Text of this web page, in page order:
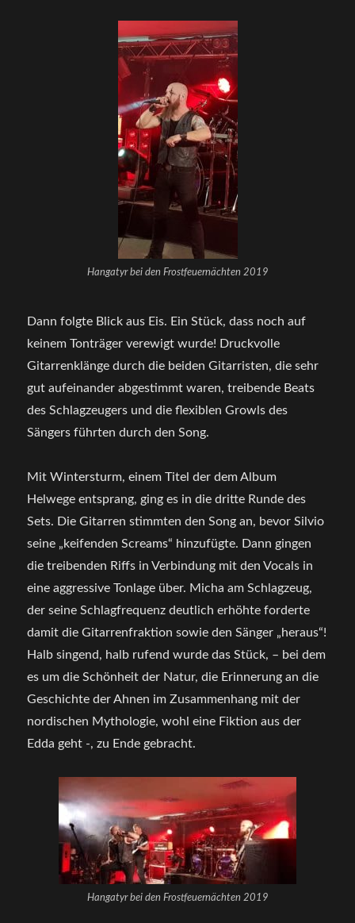
Hangatyr bei den Frostfeuernächten 2019
Dann folgte Blick aus Eis. Ein Stück, dass noch auf
keinem Tonträger verewigt wurde! Druckvolle
Gitarrenklänge durch die beiden Gitarristen, die sehr
gut aufeinander abgestimmt waren, treibende Beats
des Schlagzeugers und die flexiblen Growls des
Sängers führten durch den Song.
Mit Wintersturm, einem Titel der dem Album
Helwege entsprang, ging es in die dritte Runde des
Sets. Die Gitarren stimmten den Song an, bevor Silvio
seine „keifenden Screams“ hinzufügte. Dann gingen
die treibenden Riffs in Verbindung mit den Vocals in
eine aggressive Tonlage über. Micha am Schlagzeug,
der seine Schlagfrequenz deutlich erhöhte forderte
damit die Gitarrenfraktion sowie den Sänger „heraus“!
Halb singend, halb rufend wurde das Stück, – bei dem
es um die Schönheit der Natur, die Erinnerung an die
Geschichte der Ahnen im Zusammenhang mit der
nordischen Mythologie, wohl eine Fiktion aus der
Edda geht -, zu Ende gebracht.
Hangatyr bei den Frostfeuernächten 2019